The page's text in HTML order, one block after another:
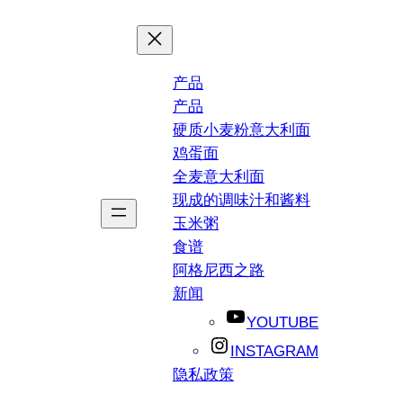
产品
产品
硬质小麦粉意大利面
鸡蛋面
全麦意大利面
现成的调味汁和酱料
玉米粥
食谱
阿格尼西之路
新闻
YOUTUBE
INSTAGRAM
隐私政策